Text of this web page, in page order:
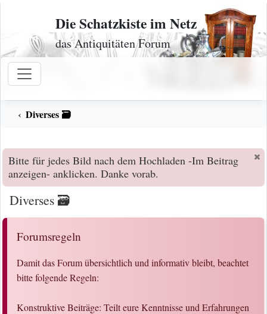
Zum Inhalt
Die Schatzkiste im Netz
das Antiquitäten Forum
Diverses 🗃️
Bitte für jedes Bild nach dem Hochladen -Im Beitrag
anzeigen- anklicken. Danke vorab.
Diverses 🗃️
Forumsregeln
Damit das Forum übersichtlich und informativ bleibt, beachtet
bitte folgende Regeln:
Konstruktive Beiträge: Teilt eure Kenntnisse und Erfahrungen